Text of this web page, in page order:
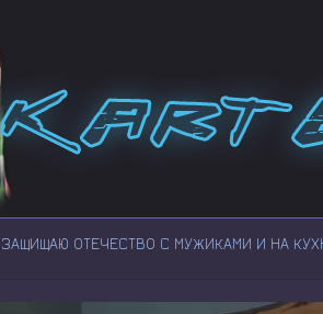
ОТЕЧЕСТВО С МУЖИКАМИ И НА